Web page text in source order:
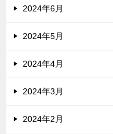
2024年6月
2024年5月
2024年4月
2024年3月
2024年2月